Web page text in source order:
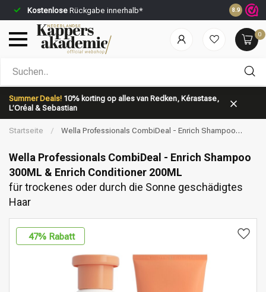
Kostenlose Rückgabe innerhalb* Vor 23:59
8.9
0
Summer Deals! 10% korting op alles van Redken, Kérastase,
L’Oréal & Sebastian
Nach welcher Kategorie suchst du?
Marken Haarpflege
Startseite /
Wella Professionals CombiDeal - Enrich Shampoo
Sonne geschädigtes Haar
Wella Professionals CombiDeal - Enrich Shampoo
300ML & Enrich Conditioner 200ML
für trockenes oder durch die Sonne geschädigtes
Haar
47% Rabatt